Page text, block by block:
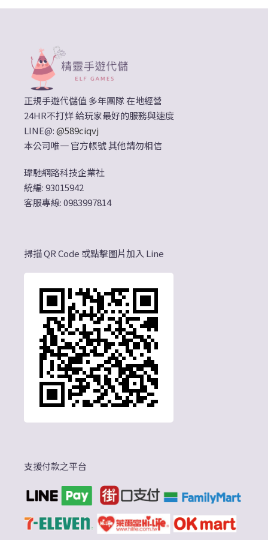
正規手遊代儲值 多年團隊 在地經營
24HR不打烊 給玩家最好的服務與速度
LINE@:@589ciqvj
本公司唯一 官方帳號 其他請勿相信
瑋馳網路科技企業社
統編: 93015942
客服專線: 0983997814
掃描 QR Code 或點擊圖片加入 Line
支援付款之平台